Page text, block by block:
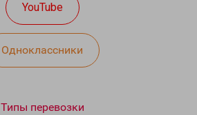
YouTube
Одноклассники
Типы перевозки